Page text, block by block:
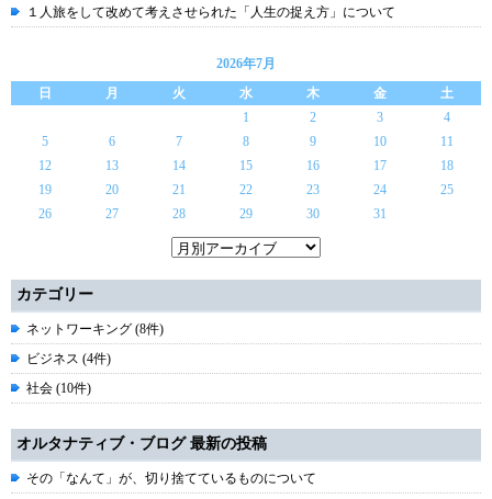
１人旅をして改めて考えさせられた「人生の捉え方」について
2026年7月
日
月 火 水 木 金
土
1
2 3
4
5
6 7 8 9 10
11
12
13 14 15 16 17
18
19
20 21 22 23 24
25
26
27 28 29 30 31
カテゴリー
ネットワーキング (8件)
ビジネス (4件)
社会 (10件)
オルタナティブ・ブログ 最新の投稿
その「なんて」が、切り捨てているものについて